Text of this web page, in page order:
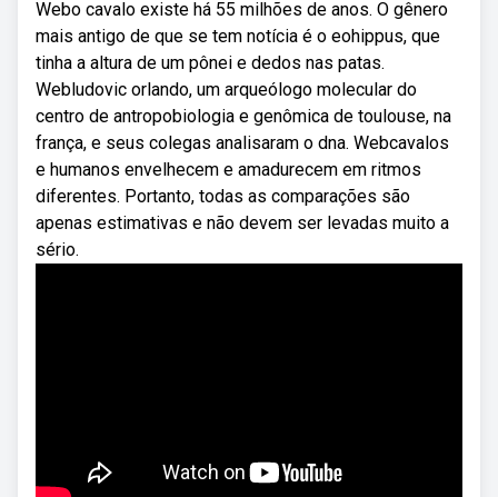
Webo cavalo existe há 55 milhões de anos. O gênero
mais antigo de que se tem notícia é o eohippus, que
tinha a altura de um pônei e dedos nas patas.
Webludovic orlando, um arqueólogo molecular do
centro de antropobiologia e genômica de toulouse, na
frança, e seus colegas analisaram o dna. Webcavalos
e humanos envelhecem e amadurecem em ritmos
diferentes. Portanto, todas as comparações são
apenas estimativas e não devem ser levadas muito a
sério.